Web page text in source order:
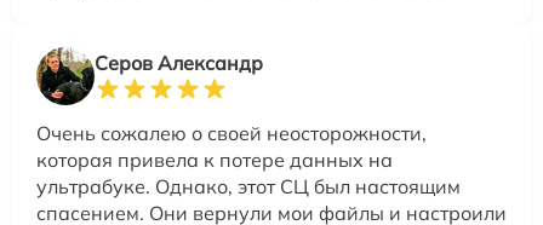
Серов Александр
Очень сожалею о своей неосторожности,
которая привела к потере данных на
ультрабуке. Однако, этот СЦ был настоящим
спасением. Они вернули мои файлы и настроили